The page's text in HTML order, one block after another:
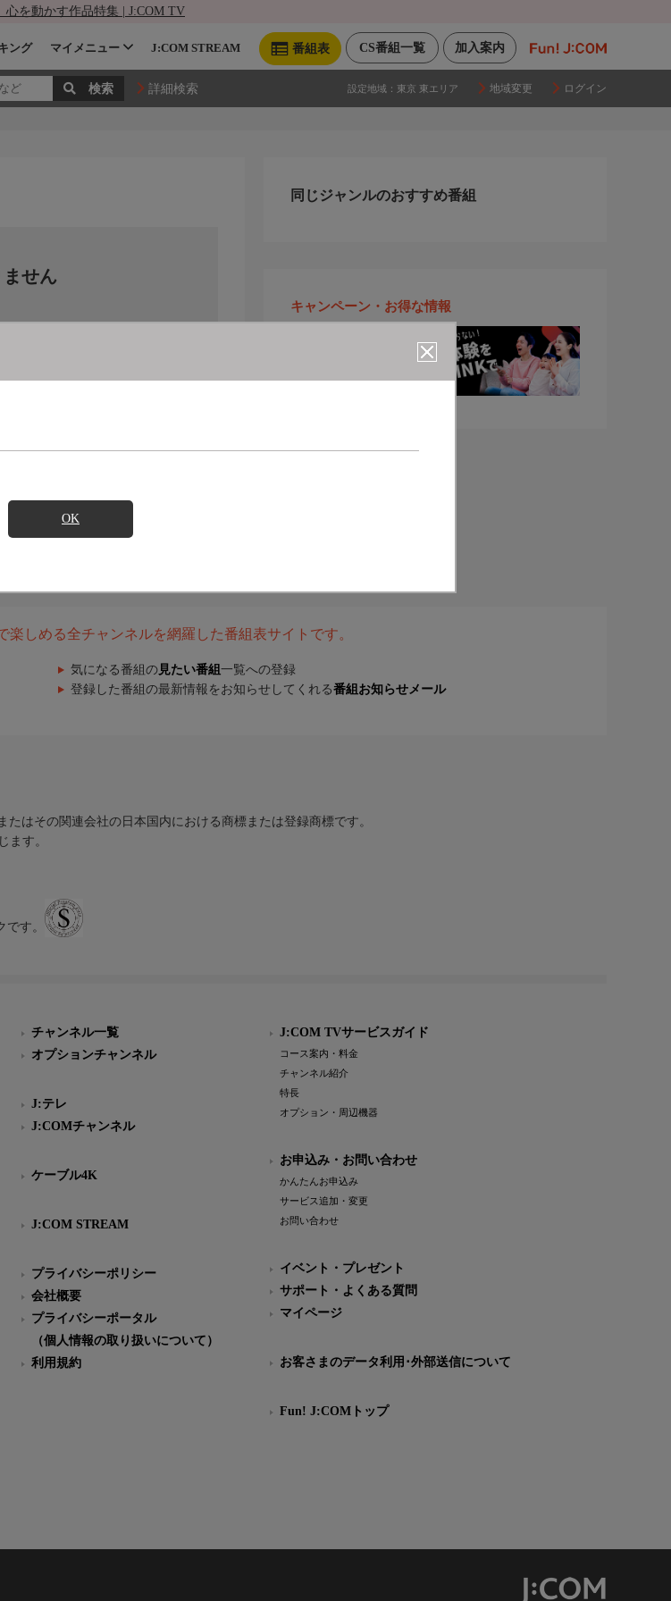
心を動かす作品特集 | J:COM TV
加入案内
CS番組一覧
番組表
ング マイメニュー J:COM STREAM
詳細検索 設定地域： 東京 東エリア 地域変更 ログイン
OK
せん
同じジャンルのおすすめ番組
キャンペーン・お得な情報
楽しめる全チャンネルを網羅した番組表サイトです。
気になる番組の 見たい番組 一覧への登録
登録した番組の最新情報をお知らせしてくれる番組お知らせメール
はその関連会社の日本国内における商標または登録商標です。
ます。
す。
チャンネル一覧
オプションチャンネル
J:テレ
J:COMチャンネル
ケーブル4K
J:COM STREAM
プライバシーポリシー
会社概要
プライバシーポータル
（個人情報の取り扱いについて）
利用規約
J:COM TVサービスガイド
コース案内・料金
チャンネル紹介
特長
オプション・周辺機器
お申込み・お問い合わせ
かんたんお申込み
サービス追加・変更
お問い合わせ
イベント・プレゼント
サポート・よくある質問
マイページ
お客さまのデータ利用･外部送信について
Fun! J:COMトップ